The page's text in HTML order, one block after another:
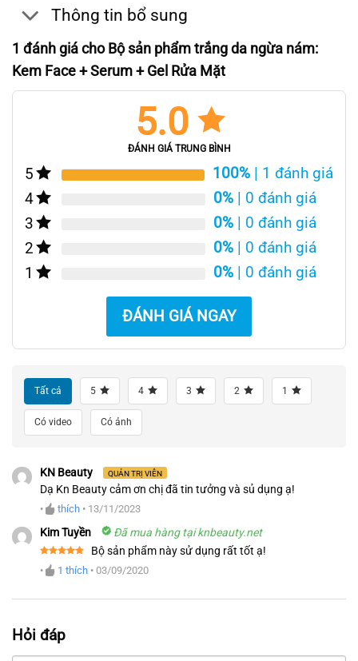
Thông tin bổ sung
1 đánh giá choBộ sản phẩm trắng da ngừa nám:
Kem Face + Serum + Gel Rửa Mặt
5.0
ĐÁNH GIÁ TRUNG BÌNH
5 100% | 1 đánh giá
4
0% | 0 đánh giá
3
0% | 0 đánh giá
2
0% | 0 đánh giá
1
0% | 0 đánh giá
ĐÁNH GIÁ NGAY
Tất cả 5 4 3 2 1
Có video Có ảnh
KN Beauty QUẢN TRỊ VIÊN
Dạ Kn Beauty cảm ơn chị đã tin tưởng và sủ dụng ạ!
• thích • 13/11/2023
Kim Tuyền Đã mua hàng tại knbeauty.net
Được xếp
hạng 55
Bộ sản phẩm này sử dụng rất tốt ạ!
• 1 thích • 03/09/2020
Hỏi đáp